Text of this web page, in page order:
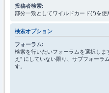
投稿者検索:
部分一致としてワイルドカード(*)を使
検索オプション
フォーラム:
検索を行いたいフォーラムを選択しま
え” にしていない限り、サブフォーラ
す。